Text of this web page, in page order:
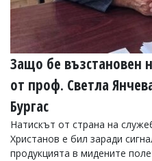
email:
Касабова,
еmail:k.kassabova@flagman.bg
редактор:
Иван
Колев,
email:
office@flagman.bg
Защо бе възстановен
от проф. Светла
Бургас
Натискът от страна на
Христанов е бил заради
продукцията в мидените